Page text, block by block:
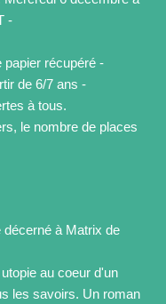
-
papier récupéré -
de 6/7 ans -
à tous.
le nombre de places
décerné à Matrix de
au coeur d'un
les savoirs. Un roman